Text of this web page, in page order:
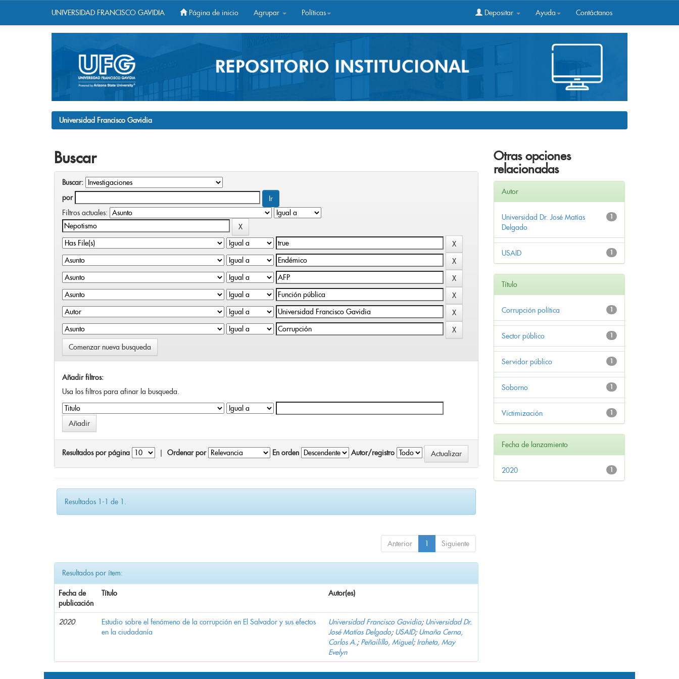
UNIVERSIDAD FRANCISCO GAVIDIA Página de inicio Agrupar Políticas Depositar Ayuda Contáctanos
Universidad Francisco Gavidia
Buscar
Buscar:
por
Filtros actuales:
Comenzar nueva busqueda
Añadir filtros:
Usa los filtros para afinar la busqueda.
Resultados por página Ordenar por En orden Autor/registro
Resultados 1-1 de 1.
Anterior 1 Siguiente
Resultados por ítem:
Fecha de
publicación
Título Autor(es)
2020
Estudio sobre el fenómeno de la corrupción en El Salvador y sus efectos
en la ciudadanía
Universidad Francisco Gavidia; Universidad Dr.
José Matías Delgado; USAID; Umaña Cerna,
Carlos A.; Peñailillo, Miguel; Iraheta, May
Evelyn
Otras opciones
relacionadas
Autor
1
Universidad Dr. José Matías
Delgado
1
USAID
Título
1
Corrupción política
1
Sector público
1
Servidor público
1
Soborno
1
Victimización
Fecha de lanzamiento
1
2020